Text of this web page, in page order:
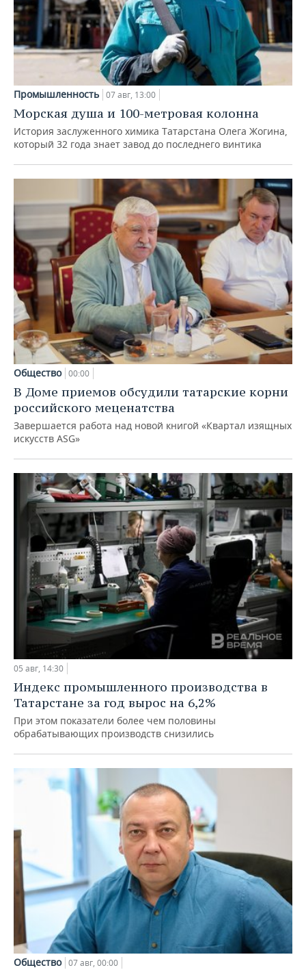
Промышленность 07 авг, 13:00
Морская душа и 100-метровая колонна
История заслуженного химика Татарстана Олега Жогина,
который 32 года знает завод до последнего винтика
Общество 00:00
В Доме приемов обсудили татарские корни
российского меценатства
Завершается работа над новой книгой «Квартал изящных
искусств ASG»
05 авг, 14:30
Индекс промышленного производства в
Татарстане за год вырос на 6,2%
При этом показатели более чем половины
обрабатывающих производств снизились
Общество 07 авг, 00:00